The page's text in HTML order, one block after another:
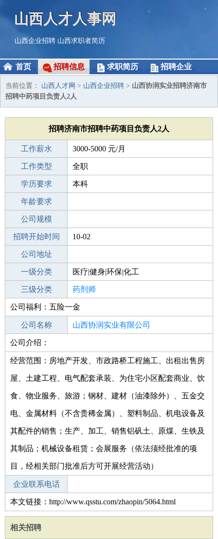
山西人才人事网
山西企业招聘 山西求职者简历
首页 招聘信息 求职简历 招聘企业
当前位置： 山西人才网 > 山西企业招聘 > 山西协润实业招聘济南市
招聘中药项目负责人2人
招聘济南市招聘中药项目负责人2人
工作薪水 3000-5000 元/月
招聘人数 2人
工作类型 全职
性别要求 -
学历要求 本科
工作经验
年龄要求
工作地点
公司规模
公司电话
招聘开始时间 10-02
招聘结束时间
公司地址
一级分类 医疗|健身|环保|化工
二级分类 医疗/护理
三级分类 药剂师
其他行业 不限
公司福利：五险一金
公司名称 山西协润实业有限公司
公司类型
公司介绍：
经营范围：房地产开发、市政路桥工程施工、出租出售房
屋、土建工程、电气配套承装、为住宅小区配套商业、饮
食、物业服务、旅游；钢材、建材（油漆除外）、五金交
电、金属材料（不含贵稀金属）、塑料制品、机电设备及
其配件的销售；生产、加工、销售铝矾土、原煤、生铁及
其制品；机械设备租赁；会展服务（依法须经批准的项
目，经相关部门批准后方可开展经营活动）
企业联系电话
本文链接：http://www.qsstu.com/zhaopin/5064.html
相关招聘